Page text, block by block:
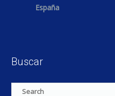
España
Buscar